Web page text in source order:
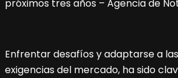
Enfrentar desafíos y adaptarse a
exigencias del mercado, ha sido